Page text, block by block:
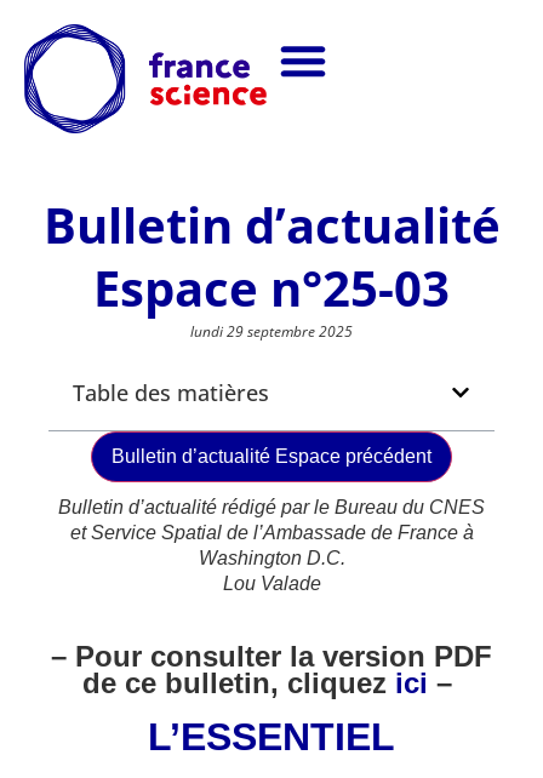
Bulletin d’actualité
Espace n°25-03
lundi 29 septembre 2025
Bulletin d’actualité Espace précédent
Bulletin d’actualité rédigé par le Bureau du CNES
et Service Spatial de l’Ambassade de France à
Washington D.C.
Lou Valade
– Pour consulter la version PDF
de ce bulletin, cliquez ici –
L’ESSENTIEL
Table des matières